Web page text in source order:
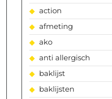
action
afmeting
ako
anti allergisch
baklijst
baklijsten